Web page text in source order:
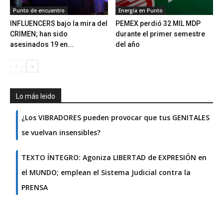
Punto de encuentro
INFLUENCERS bajo la mira del
CRIMEN; han sido
asesinados 19 en...
Energía en Punto
PEMEX perdió 32 MIL MDP
durante el primer semestre
del año
Lo más leido
¿Los VIBRADORES pueden provocar que tus GENITALES
se vuelvan insensibles?
TEXTO ÍNTEGRO: Agoniza LIBERTAD de EXPRESIÓN en
el MUNDO; emplean el Sistema Judicial contra la
PRENSA